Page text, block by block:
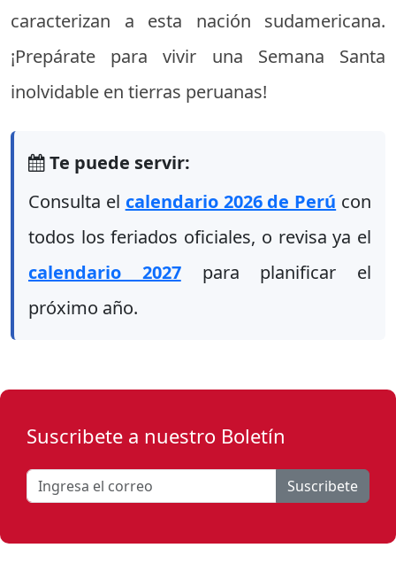
caracterizan a esta nación sudamericana.
¡Prepárate para vivir una Semana Santa
inolvidable en tierras peruanas!
Te puede servir:
Consulta el calendario 2026 de Perú con
todos los feriados oficiales, o revisa ya el
calendario 2027para planificar el
próximo año.
Suscribete a nuestro Boletín
Suscribete